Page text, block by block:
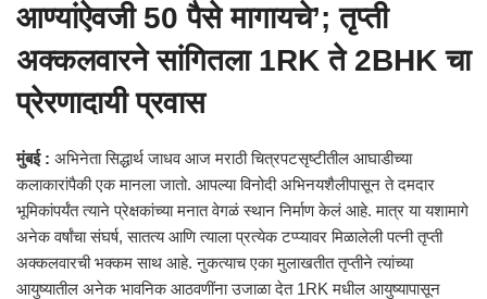
आण्यांऐवजी 50 पैसे मागायचे’; तृप्ती
अक्कलवारने सांगितला 1RK ते 2BHK चा
प्रेरणादायी प्रवास
मुंबई : अभिनेता सिद्धार्थ जाधव आज मराठी चित्रपटसृष्टीतील आघाडीच्या
कलाकारांपैकी एक मानला जातो. आपल्या विनोदी अभिनयशैलीपासून ते दमदार
भूमिकांपर्यंत त्याने प्रेक्षकांच्या मनात वेगळं स्थान निर्माण केलं आहे. मात्र या यशामागे
अनेक वर्षांचा संघर्ष, सातत्य आणि त्याला प्रत्येक टप्प्यावर मिळालेली पत्नी तृप्ती
अक्कलवारची भक्कम साथ आहे. नुकत्याच एका मुलाखतीत तृप्तीने त्यांच्या
आयुष्यातील अनेक भावनिक आठवणींना उजाळा देत 1RK मधील आयुष्यापासून